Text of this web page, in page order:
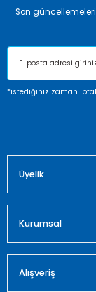
Ürün resmi
Ürün
Ürün
Son
*istediğiniz zaman
Üyelik
Kurumsal
Alışveriş